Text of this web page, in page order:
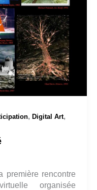
, Digital Art,
première rencontre
organisée